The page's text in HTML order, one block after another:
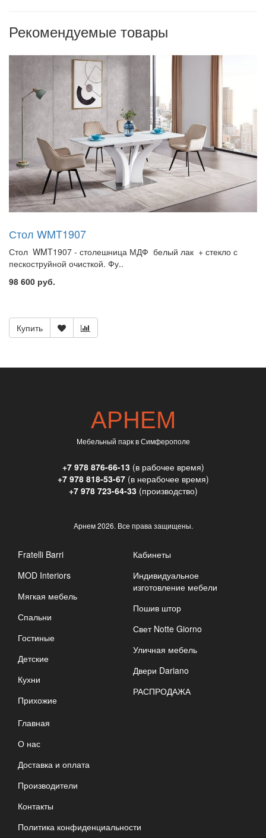
Рекомендуемые товары
Стол WMT1907
Стол WMT1907 - столешница МДФ белый лак + стекло с
пескоструйной очисткой. Фу..
98 600 руб.
Купить
АРНЕМ
Мебельный парк в Симферополе
+7 978 876-66-13(в рабочее время)
+7 978 818-53-67(в нерабочее время)
+7 978 723-64-33(производство)
Арнем2026. Все права защищены.
Fratelli Barri
MOD Interiors
Мягкая мебель
Спальни
Гостиные
Детские
Кухни
Прихожие
Кабинеты
Индивидуальное
изготовление мебели
Пошив штор
Свет Notte Giorno
Уличная мебель
Двери Dariano
РАСПРОДАЖА
Главная
О нас
Доставка и оплата
Производители
Контакты
Политика конфиденциальности